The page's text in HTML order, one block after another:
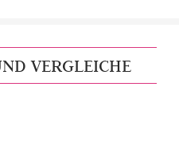
VERGLEICHE